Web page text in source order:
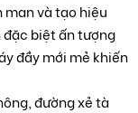
và tạo hiệu
biệt ấn tượng
đầy mới mẻ khiến
đường xẻ tà